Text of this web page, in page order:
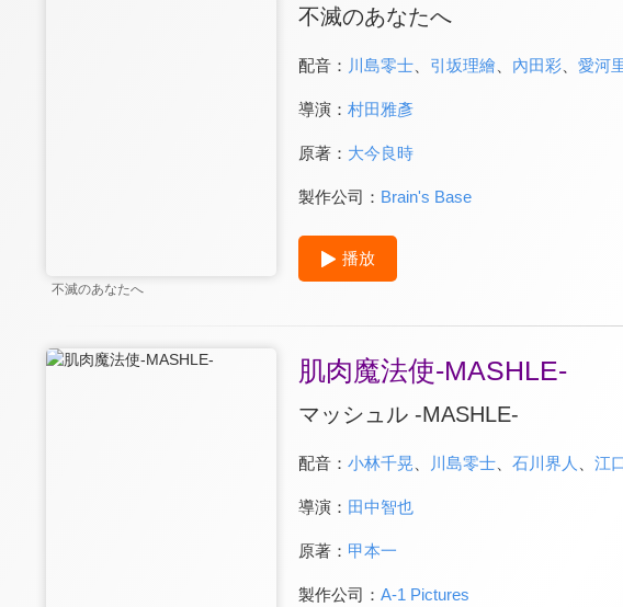
不滅のあなたへ
不滅のあなたへ
配音： 川島零士、 引坂理繪 內田彩、 愛河
導演： 村田雅彥
原著： 大今良時
製作公司： Brain's Base
播放
肌肉魔法使-MASHLE-
マッシュル -MASHLE-
配音： 小林千晃 川島零士、 石川界人 江
導演： 田中智也
原著： 甲本一
製作公司： A-1 Pictures